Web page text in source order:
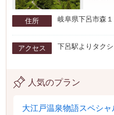
住所 岐阜県下呂市森１
アクセス 下呂駅よりタク
人気のプラン
大江戸温泉物語スペシャ